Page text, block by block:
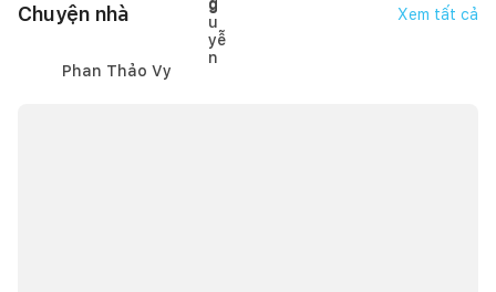
Chuyện nhà Xem tất cả
Phan Thảo Vy